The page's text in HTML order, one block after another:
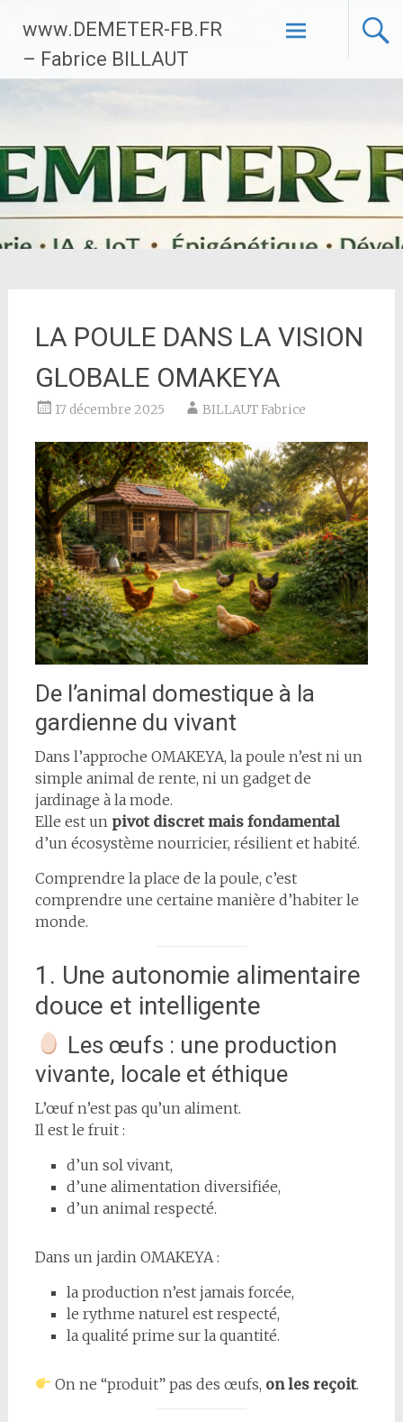
contenu
principal
www.DEMETER-FB.FR
– Fabrice BILLAUT
LA POULE DANS LA VISION
GLOBALE OMAKEYA
17 décembre 2025 BILLAUT Fabrice
De l’animal domestique à la
gardienne du vivant
Dans l’approche OMAKEYA, la poule n’est ni un
simple animal de rente, ni un gadget de
jardinage à la mode.
Elle est un pivot discret mais fondamental
d’un écosystème nourricier, résilient et habité.
Comprendre la place de la poule, c’est
comprendre une certaine manière d’habiter le
monde.
1. Une autonomie alimentaire
douce et intelligente
Les œufs : une production
vivante, locale et éthique
L’œuf n’est pas qu’un aliment.
Il est le fruit :
d’un sol vivant,
d’une alimentation diversifiée,
d’un animal respecté.
Dans un jardin OMAKEYA :
la production n’est jamais forcée,
le rythme naturel est respecté,
la qualité prime sur la quantité.
On ne “produit” pas des œufs, on les reçoit.